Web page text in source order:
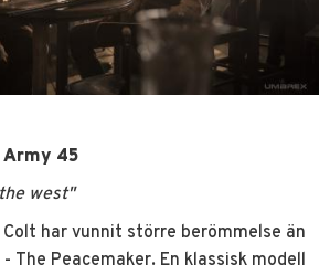
Army 45
west"
har vunnit större berömmelse än
The Peacemaker. En klassisk modell